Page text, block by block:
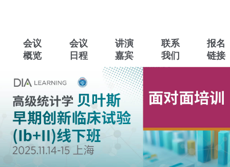
会议
概览
会议
日程
讲演
嘉宾
联系
我们
报名
链接